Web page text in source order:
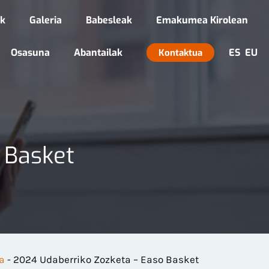
Galeria Babesleak Emakumea Kirolean
Osasuna Abantailak Kontaktua ES EU
- 2024 Udaberriko Zozketa – Easo Basket